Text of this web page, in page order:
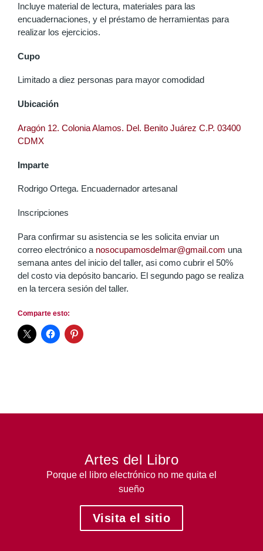
Incluye material de lectura, materiales para las
encuadernaciones, y el préstamo de herramientas para
realizar los ejercicios.
Cupo
Limitado a diez personas para mayor comodidad
Ubicación
Aragón 12. Colonia Alamos. Del. Benito Juárez C.P. 03400
CDMX
Imparte
Rodrigo Ortega. Encuadernador artesanal
Inscripciones
Para confirmar su asistencia se les solicita enviar un
correo electrónico a nosocupamosdelmar@gmail.com una
semana antes del inicio del taller, asi como cubrir el 50%
del costo via depósito bancario. El segundo pago se realiza
en la tercera sesión del taller.
Comparte esto:
Artes del Libro
Porque el libro electrónico no me quita el
sueño
Visita el sitio